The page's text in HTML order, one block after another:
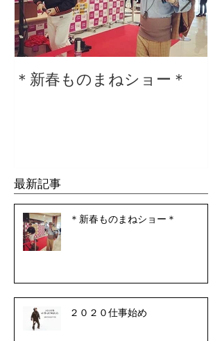
＊新春ものまねショー＊
最新記事
＊新春ものまねショー＊
２０２０仕事始め